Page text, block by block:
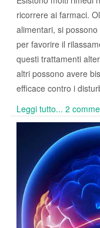
ricorrere ai farmaci.
alimentari, si
per favorire il
questi trattamenti
altri possono avere
efficace contro i
Leggi tutto... 2